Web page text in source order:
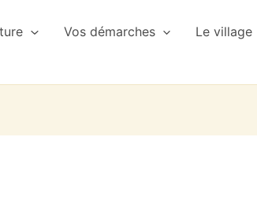
Vos démarches
Le village